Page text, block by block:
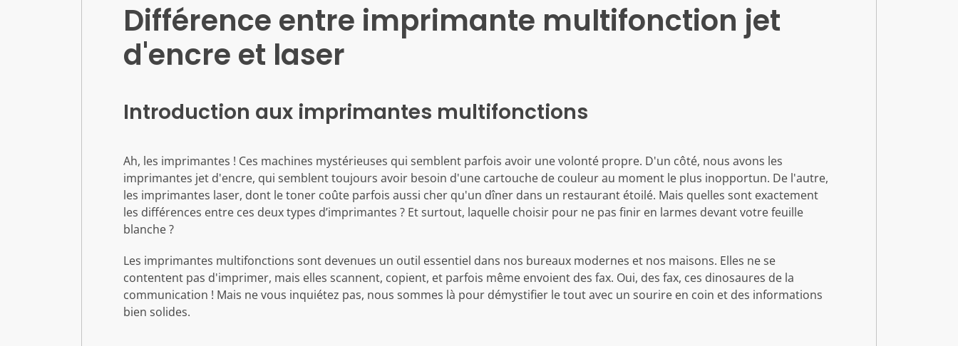
Différence entre imprimante multifonction jet
d'encre et laser
Introduction aux imprimantes multifonctions
Ah, les imprimantes ! Ces machines mystérieuses qui semblent parfois avoir une volonté propre. D'un côté, nous avons les
imprimantes jet d'encre, qui semblent toujours avoir besoin d'une cartouche de couleur au moment le plus inopportun. De l'autre,
les imprimantes laser, dont le toner coûte parfois aussi cher qu'un dîner dans un restaurant étoilé. Mais quelles sont exactement
les différences entre ces deux types d’imprimantes ? Et surtout, laquelle choisir pour ne pas finir en larmes devant votre feuille
blanche ?
Les imprimantes multifonctions sont devenues un outil essentiel dans nos bureaux modernes et nos maisons. Elles ne se
contentent pas d'imprimer, mais elles scannent, copient, et parfois même envoient des fax. Oui, des fax, ces dinosaures de la
communication ! Mais ne vous inquiétez pas, nous sommes là pour démystifier le tout avec un sourire en coin et des informations
bien solides.